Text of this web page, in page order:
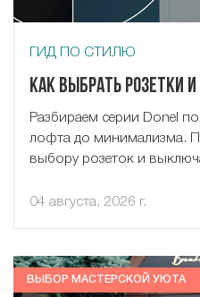
ГИД ПО СТИЛЮ
Как выбрать розетки
Разбираем серии Donel
лофта до минимализма.
выбору розеток и
04 августа, 2026 г.
ВЫБОР МАСТЕРСКОЙ УЮТА